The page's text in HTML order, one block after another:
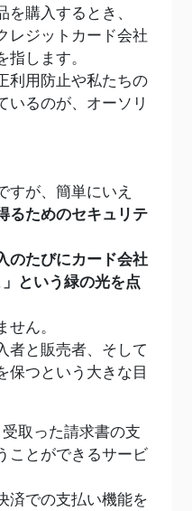
購入するとき、
レジットカード会社
します。
利用防止や私たちの
いるのが、オーソリ
すが、簡単にいえ
るためのセキュリテ
のたびにカード会社
という緑の光を点
ん。
者と販売者、そして
保つという大きな目
取った請求書の支
ことができるサービ
済での支払い機能を